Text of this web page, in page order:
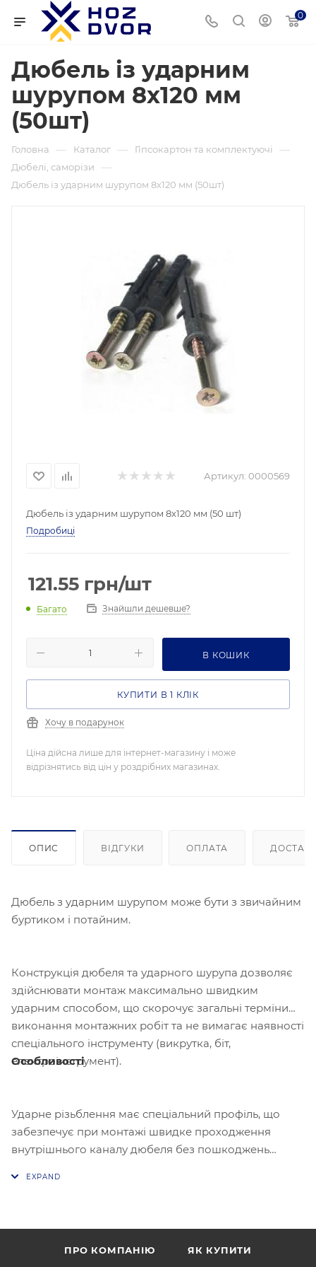
0
Дюбель із ударним
шурупом 8х120 мм
(50шт)
Головна — Каталог — Гіпсокартон та комплектуючі —
Дюбелі, саморізи —
Дюбель із ударним шурупом 8х120 мм (50шт)
Артикул: 0000569
Дюбель із ударним шурупом 8х120 мм (50 шт)
Подробиці
121.55 грн/шт
Багато Знайшли дешевше?
В КОШИК
КУПИТИ В 1 КЛІК
Хочу в подарунок
Ціна дійсна лише для інтернет-магазину і може
відрізнятись від цін у роздрібних магазинах.
ОПИС ВІДГУКИ ОПЛАТА
Дюбель з ударним шурупом може бути з звичайним
буртиком і потайним.
Конструкція дюбеля та ударного шурупа дозволяє
здійснювати монтаж максимально швидким
ударним способом, що скорочує загальні терміни
виконання монтажних робіт та не вимагає наявності
спеціального інструменту (викрутка, біт,
електроінструмент).
Особливості
Ударне різьблення має спеціальний профіль, що
забезпечує при монтажі швидке проходження
внутрішнього каналу дюбеля без пошкоджень
після встановлення. У свою чергу, дюбель має
ПРО КОМПАНІЮ ЯК КУПИТИ